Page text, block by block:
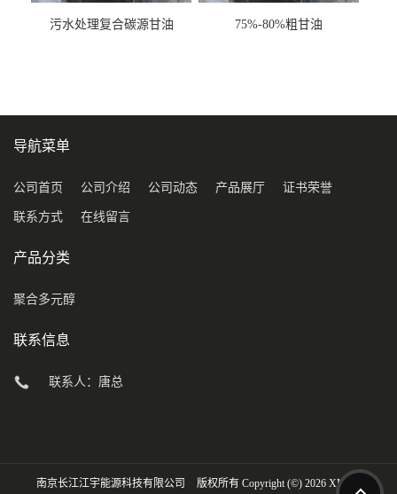
污水处理复合碳源甘油
75%-80%粗甘油
导航菜单
公司首页 公司介绍 公司动态 产品展厅 证书荣誉
联系方式 在线留言
产品分类
聚合多元醇
联系信息
联系人：唐总
南京长江江宇能源科技有限公司 版权所有 Copyright (©) 2026 XML